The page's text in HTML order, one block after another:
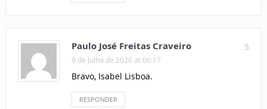
5
Paulo José Freitas Craveiro
9 de Julho de 2026 at 06:17
Bravo, Isabel Lisboa.
RESPONDER